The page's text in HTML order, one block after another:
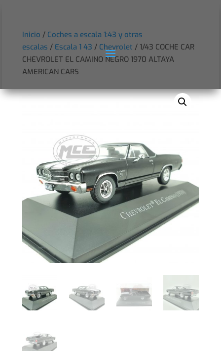
Inicio / Coches a escala 1:43 y otras
escalas / Escala 1 43 / Chevrolet / 1/43 COCHE CAR
CHEVROLET EL CAMINO NEGRO 1970 ALTAYA
AMERICAN CARS